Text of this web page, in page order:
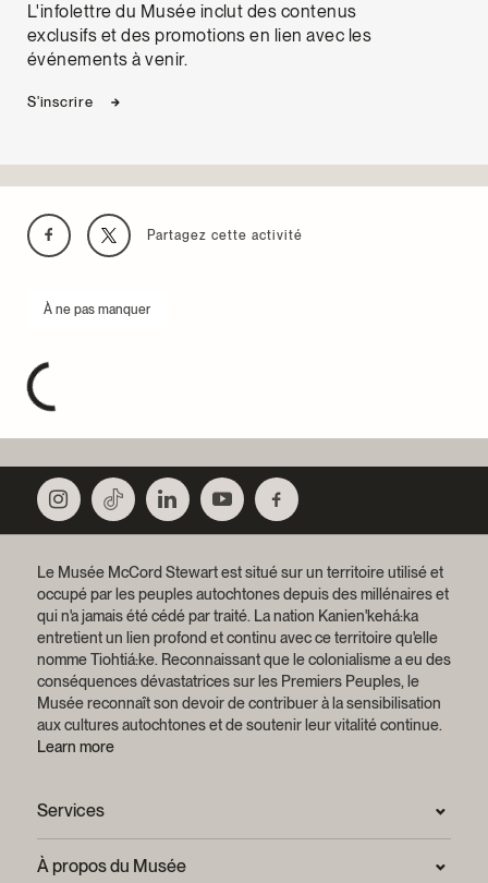
L'infolettre du Musée inclut des contenus
exclusifs et des promotions en lien avec les
événements à venir.
S'inscrire
Partagez cette activité
À ne pas manquer
Le Musée McCord Stewart est situé sur un territoire utilisé et
occupé par les peuples autochtones depuis des millénaires et
qui n'a jamais été cédé par traité. La nation Kanien'kehá:ka
entretient un lien profond et continu avec ce territoire qu'elle
nomme Tiohtiá:ke. Reconnaissant que le colonialisme a eu des
conséquences dévastatrices sur les Premiers Peuples, le
Musée reconnaît son devoir de contribuer à la sensibilisation
aux cultures autochtones et de soutenir leur vitalité continue.
Learn more
Services
Salle de presse
À propos du Musée